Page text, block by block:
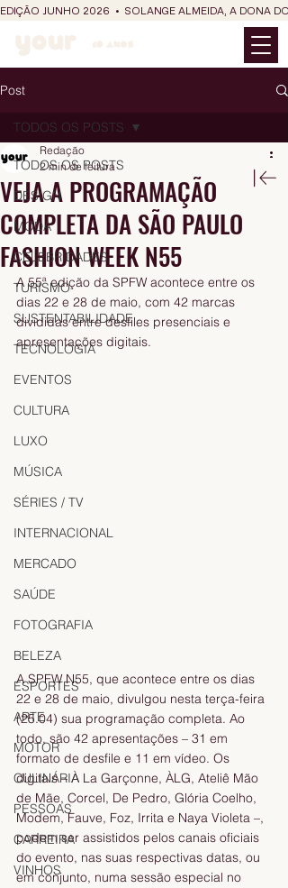
EDIÇÃO JUNHO 2026  •  SOLANGE ALMEIDA, A DONA
Post
TODOS OS POSTS
DESIGN
MODA
CELEBRIDADES
TURISMO
SUSTENTABILIDADE
TECNOLOGIA
EVENTOS
CULTURA
LUXO
MÚSICA
SÉRIES / TV
INTERNACIONAL
MERCADO
SAÚDE
FOTOGRAFIA
BELEZA
ESPORTES
ARTE
MOTOR
CULINÁRIA
PESSOAS
CARREIRA
VINHOS
TODOS OS POSTS
VEJA A PROGRAMAÇÃO
COMPLETA DA SÃO PAULO
FASHION WEEK N55
Redação
2 min de leitura
A 55ª edição da SPFW acontece entre os
dias 22 e 28 de maio, com 42 marcas
divididas entre desfiles presenciais e
apresentações digitais.
A SPFW N55, que acontece entre os dias
22 e 28 de maio, divulgou nesta terça-feira
(25.04) sua programação completa. Ao
todo, são 42 apresentações – 31 em
formato de desfile e 11 em vídeo. Os
digitais – À La Garçonne, ÀLG, Ateliê Mão
de Mãe, Corcel, De Pedro, Glória Coelho,
Modem, Fauve, Foz, Irrita e Naya Violeta –,
podem ser assistidos pelos canais oficiais
do evento, nas suas respectivas datas, ou
em conjunto, numa sessão especial no